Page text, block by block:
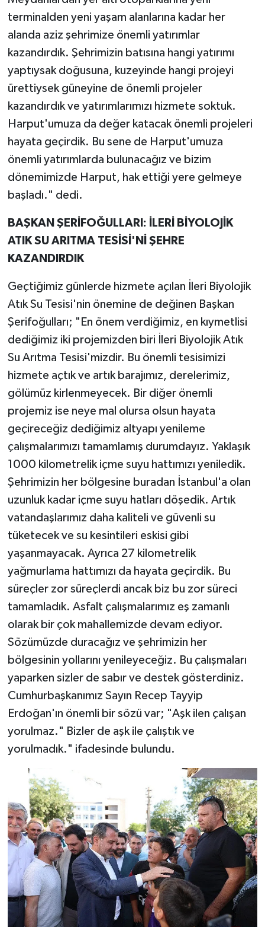
terminalden yeni yaşam alanlarına kadar her
alanda aziz şehrimize önemli yatırımlar
kazandırdık. Şehrimizin batısına hangi yatırımı
yaptıysak doğusuna, kuzeyinde hangi projeyi
ürettiysek güneyine de önemli projeler
kazandırdık ve yatırımlarımızı hizmete soktuk.
Harput'umuza da değer katacak önemli projeleri
hayata geçirdik. Bu sene de Harput'umuza
önemli yatırımlarda bulunacağız ve bizim
dönemimizde Harput, hak ettiği yere gelmeye
başladı." dedi.
BAŞKAN ŞERİFOĞULLARI: İLERİ BİYOLOJİK
ATIK SU ARITMA TESİSİ'Nİ ŞEHRE
KAZANDIRDIK
Geçtiğimiz günlerde hizmete açılan İleri Biyolojik
Atık Su Tesisi'nin önemine de değinen Başkan
Şerifoğulları; "En önem verdiğimiz, en kıymetlisi
dediğimiz iki projemizden biri İleri Biyolojik Atık
Su Arıtma Tesisi'mizdir. Bu önemli tesisimizi
hizmete açtık ve artık barajımız, derelerimiz,
gölümüz kirlenmeyecek. Bir diğer önemli
projemiz ise neye mal olursa olsun hayata
geçireceğiz dediğimiz altyapı yenileme
çalışmalarımızı tamamlamış durumdayız. Yaklaşık
1000 kilometrelik içme suyu hattımızı yeniledik.
Şehrimizin her bölgesine buradan İstanbul'a olan
uzunluk kadar içme suyu hatları döşedik. Artık
vatandaşlarımız daha kaliteli ve güvenli su
tüketecek ve su kesintileri eskisi gibi
yaşanmayacak. Ayrıca 27 kilometrelik
yağmurlama hattımızı da hayata geçirdik. Bu
süreçler zor süreçlerdi ancak biz bu zor süreci
tamamladık. Asfalt çalışmalarımız eş zamanlı
olarak bir çok mahallemizde devam ediyor.
Sözümüzde duracağız ve şehrimizin her
bölgesinin yollarını yenileyeceğiz. Bu çalışmaları
yaparken sizler de sabır ve destek gösterdiniz.
Cumhurbaşkanımız Sayın Recep Tayyip
Erdoğan'ın önemli bir sözü var; "Aşk ilen çalışan
yorulmaz." Bizler de aşk ile çalıştık ve
yorulmadık." ifadesinde bulundu.